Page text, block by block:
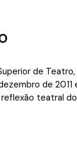
de
de
teatral